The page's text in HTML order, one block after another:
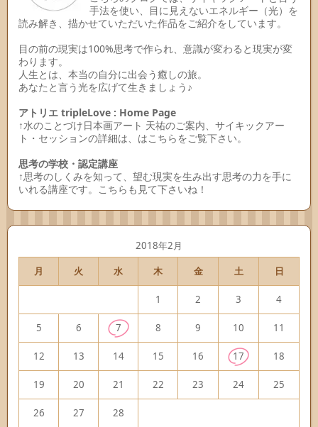
手法を使い、目に見えないエネルギー（光）を
読み解き、描かせていただいた作品をご紹介をしています。
目の前の現実は100%思考で作られ、意識が変わると現実が変
わります。
人生とは、本当の自分に出会う癒しの旅。
あなたと言う光を広げて生きましょう♪
アトリエ tripleLove : Home Page
↑水のことづけ日本画アート 天祐のご案内、サイキックアー
ト・セッションの詳細は、はこちらをご覧下さい。
思考の学校・認定講座
↑思考のしくみを知って、望む現実を生み出す思考の力を手に
いれる講座です。こちらも見て下さいね！
2018年2月
月
火 水 木 金 土 日
1 2 3 4
5 6 7 8 9 10 11
12 13 14 15 16 17 18
19 20 21 22 23 24 25
26 27 28